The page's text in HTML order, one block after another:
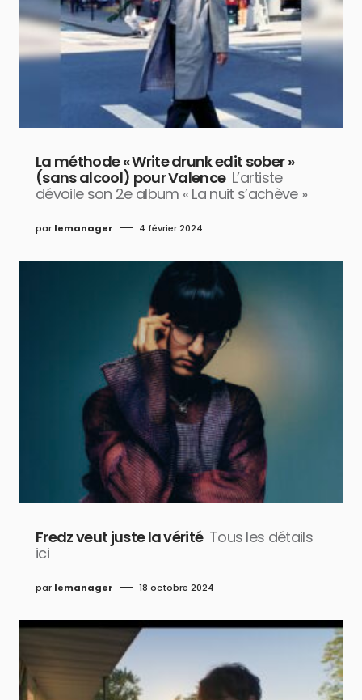
La méthode « Write drunk edit sober »
(sans alcool) pour Valence L’artiste
dévoile son 2e album « La nuit s’achève »
par lemanager 4 février 2024
Fredz veut juste la vérité Tous les détails
ici
par lemanager 18 octobre 2024